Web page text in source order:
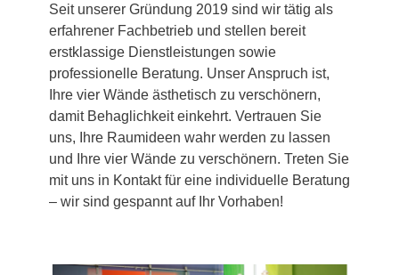
Seit unserer Gründung 2019 sind wir tätig als
erfahrener Fachbetrieb und stellen bereit
erstklassige Dienstleistungen sowie
professionelle Beratung. Unser Anspruch ist,
Ihre vier Wände ästhetisch zu verschönern,
damit Behaglichkeit einkehrt. Vertrauen Sie
uns, Ihre Raumideen wahr werden zu lassen
und Ihre vier Wände zu verschönern. Treten Sie
mit uns in Kontakt für eine individuelle Beratung
– wir sind gespannt auf Ihr Vorhaben!